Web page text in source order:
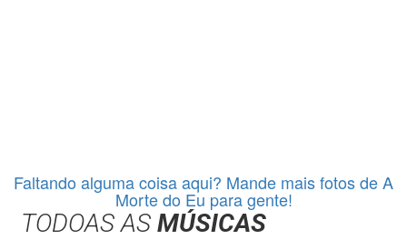
Faltando alguma coisa aqui? Mande mais fotos de A
Morte do Eu para gente!
TODOAS AS MÚSICAS